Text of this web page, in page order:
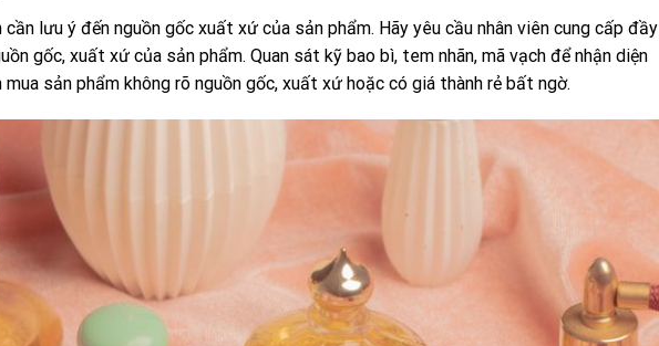
cần lưu ý đến nguồn gốc xuất xứ của sản phẩm. Hãy yêu cầu nhân viên cung cấp
gốc, xuất xứ của sản phẩm. Quan sát kỹ bao bì, tem nhãn, mã vạch để nhận diện
mua sản phẩm không rõ nguồn gốc, xuất xứ hoặc có giá thành rẻ bất ngờ.